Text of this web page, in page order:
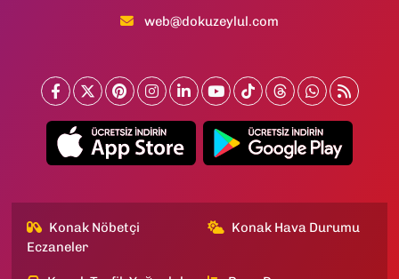
web@dokuzeylul.com
Konak Nöbetçi
Eczaneler
Konak Hava Durumu